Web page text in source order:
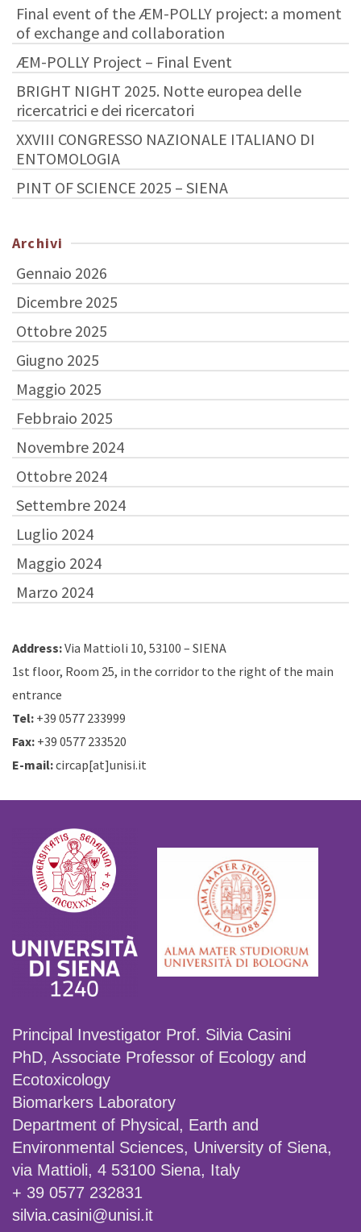
Final event of the ÆM-POLLY project: a moment
of exchange and collaboration
ÆM-POLLY Project – Final Event
BRIGHT NIGHT 2025. Notte europea delle
ricercatrici e dei ricercatori
XXVIII CONGRESSO NAZIONALE ITALIANO DI
ENTOMOLOGIA
PINT OF SCIENCE 2025 – SIENA
Archivi
Gennaio 2026
Dicembre 2025
Ottobre 2025
Giugno 2025
Maggio 2025
Febbraio 2025
Novembre 2024
Ottobre 2024
Settembre 2024
Luglio 2024
Maggio 2024
Marzo 2024
Address:Via Mattioli 10, 53100 – SIENA
1st floor, Room 25, in the corridor to the right of the main
entrance
Tel: +39 0577 233999
Fax: +39 0577 233520
E-mail:circap[at]unisi.it
Principal Investigator Prof. Silvia Casini
PhD, Associate Professor of Ecology and
Ecotoxicology
Biomarkers Laboratory
Department of Physical, Earth and
Environmental Sciences, University of Siena,
via Mattioli, 4 53100 Siena, Italy
+ 39 0577 232831
silvia.casini@unisi.it